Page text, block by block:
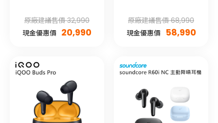
原廠建議售價 32,990
現金優惠價 20,990
原廠建議售價 68,990
現金優惠價
58,990